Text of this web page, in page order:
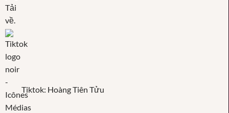
Tiktok: Hoàng Tiên Tửu